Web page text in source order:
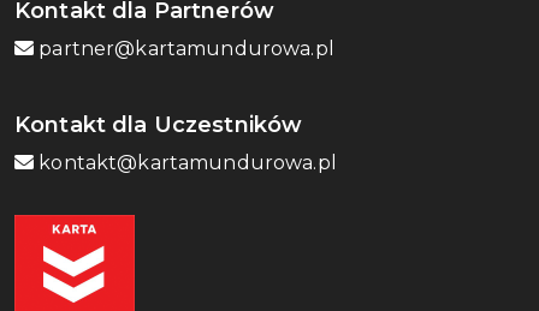
Kontakt dla Partnerów
partner@kartamundurowa.pl
Kontakt dla Uczestników
kontakt@kartamundurowa.pl